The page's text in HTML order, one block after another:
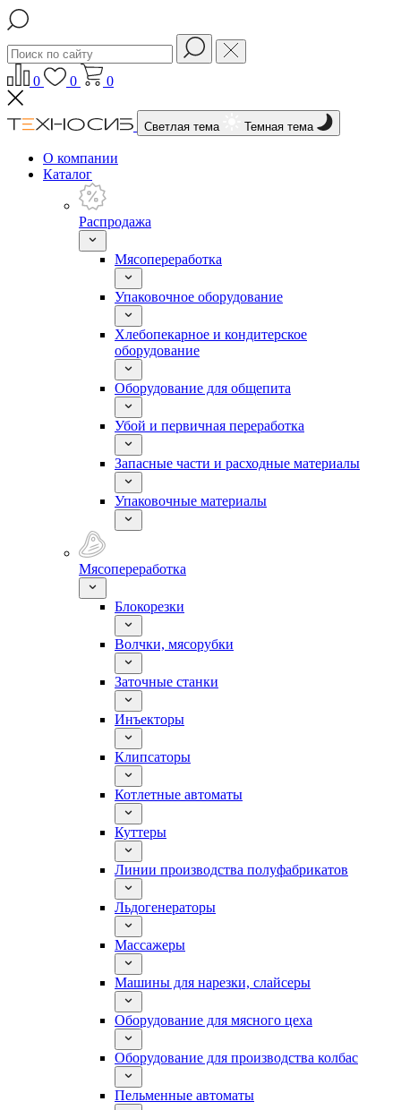
0 0 0
Светлая тема Темная тема
О компании
Каталог
Распродажа
Мясопереработка
Упаковочное оборудование
Хлебопекарное и кондитерское
оборудование
Оборудование для общепита
Убой и первичная переработка
Запасные части и расходные материалы
Упаковочные материалы
Мясопереработка
Блокорезки
Волчки, мясорубки
Заточные станки
Инъекторы
Клипсаторы
Котлетные автоматы
Куттеры
Линии производства полуфабрикатов
Льдогенераторы
Массажеры
Машины для нарезки, слайсеры
Оборудование для мясного цеха
Оборудование для производства колбас
Пельменные автоматы